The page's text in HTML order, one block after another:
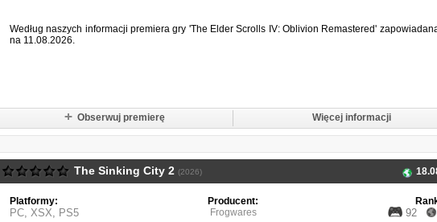
Według naszych informacji premiera gry 'The Elder Scrolls IV: Oblivion Remastered'
na 11.08.2026.
Obserwuj premierę Więcej informacji
The Sinking City 2 (2026)
Platformy:
PC, XSX, PS5
Producent:
Frogwares
92